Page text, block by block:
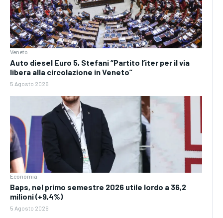
Veneto
Auto diesel Euro 5, Stefani “Partito l’iter per il via
libera alla circolazione in Veneto”
5 Agosto 2026
Economia
Baps, nel primo semestre 2026 utile lordo a 36,2
milioni (+9,4%)
5 Agosto 2026